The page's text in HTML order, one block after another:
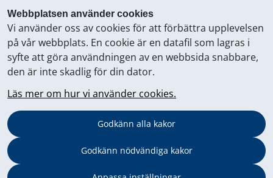
Webbplatsen använder cookies
Vi använder oss av cookies för att förbättra upplevelsen
på vår webbplats. En cookie är en datafil som lagras i
syfte att göra användningen av en webbsida snabbare,
den är inte skadlig för din dator.
Läs mer om hur vi använder cookies.
Godkänn alla kakor
Godkänn nödvändiga kakor